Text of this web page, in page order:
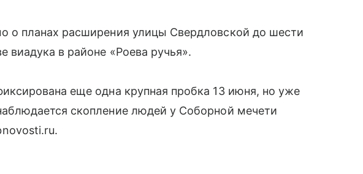
о планах расширения улицы Свердловской до шести
виадука в районе «Роева ручья».
еще одна крупная пробка 13 июня, но уже
скопление людей у Соборной мечети